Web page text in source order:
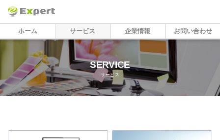
ホーム サービス 企業情報 お問い合わせ
SERVICE
サービス